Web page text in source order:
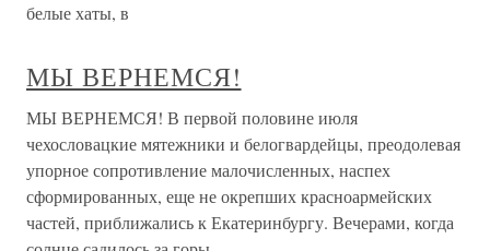
белые хаты, в
МЫ ВЕРНЕМСЯ!
МЫ ВЕРНЕМСЯ! В первой половине июля
чехословацкие мятежники и белогвардейцы, преодолевая
упорное сопротивление малочисленных, наспех
сформированных, еще не окрепших красноармейских
частей, приближались к Екатеринбургу. Вечерами, когда